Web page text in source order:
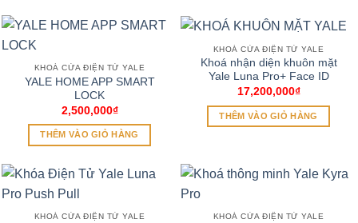
KHOÁ CỬA ĐIỆN TỬ YALE
YALE HOME APP SMART
LOCK
2,500,000₫
THÊM VÀO GIỎ HÀNG
KHOÁ CỬA ĐIỆN TỬ YALE
Khoá nhận diện khuôn mặt
Yale Luna Pro+ Face ID
17,200,000₫
THÊM VÀO GIỎ HÀNG
KHOÁ CỬA ĐIỆN TỬ YALE KHOÁ CỬA ĐIỆN TỬ YALE